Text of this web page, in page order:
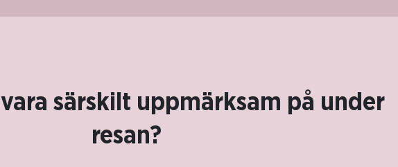
särskilt uppmärksam på under
resan?